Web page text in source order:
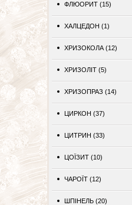
ФЛЮОРИТ (15)
ХАЛЦЕДОН (1)
ХРИЗОКОЛА (12)
ХРИЗОЛІТ (5)
ХРИЗОПРАЗ (14)
ЦИРКОН (37)
ЦИТРИН (33)
ЦОЇЗИТ (10)
ЧАРОЇТ (12)
ШПІНЕЛЬ (20)